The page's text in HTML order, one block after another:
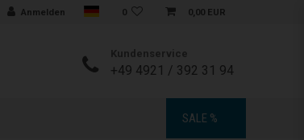
Anmelden Sprache auswählen
0 0,00 EUR
Kundenservice
+49 4921 / 392 31 94
SALE %